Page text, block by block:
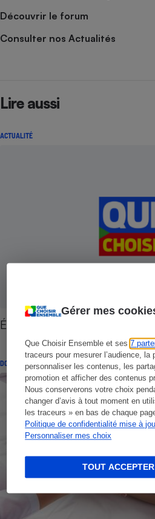
Gérer mes
Que Choisir Ensemble et ses7
traceurs pour mesurer l’audience, la
personnaliser les contenus, les
promotion et afficher des contenus
Nous conserverons votre choix
changer d’avis à tout moment en
les traceurs » en bas de chaque
Politique de confidentialité mise à
Personnaliser mes choix
TOUT
Découvrir le forum
Consulter nos Actualités
Lire aussi
ACTUALITÉ
Épilation à la lumière pulsée
DOSSIER